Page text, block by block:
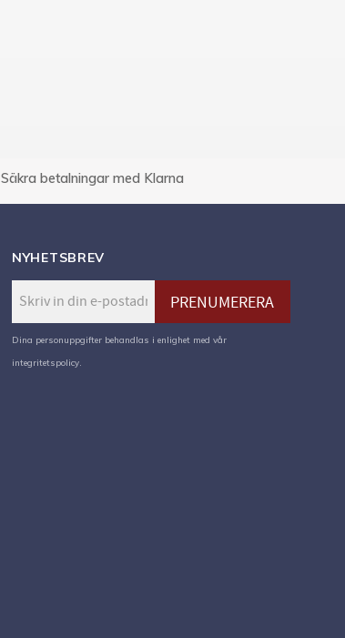
Säkra betalningar med Klarna
NYHETSBREV
PRENUMERERA
Dina personuppgifter behandlas i enlighet med vår
integritetspolicy